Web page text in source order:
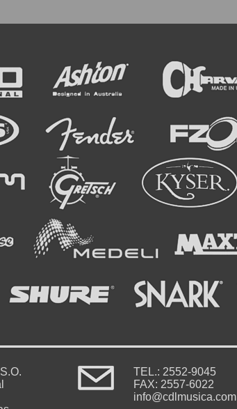
TEL.: 2552-9045
FAX: 2557-6022
info@cdlmusica.com